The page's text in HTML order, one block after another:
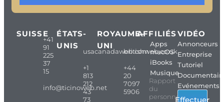
SUISSE
+41
91
225
37
15
info@ticinoweb.net
ÉTATS-
UNIS
usacanadaweb.com
+1
813
212
43
73
ROYAUME-
UNI
britishweb.co.uk
+44
20
7097
5906
AFFILIÉS
Apps
macOS
iBooks
Musique
Rapport
du
personnel
VIDÉO
Annonceurs
Entreprise
Tutoriel
Evénements
Effectuer